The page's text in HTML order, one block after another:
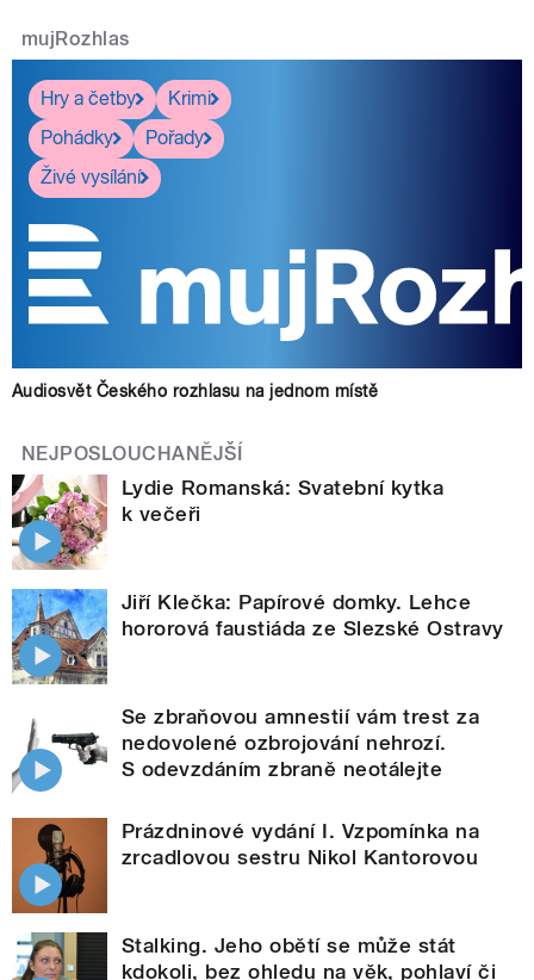
mujRozhlas
Hry a četby
Krimi
Pohádky
Pořady
Živé vysílání
Audiosvět Českého rozhlasu na jednom místě
NEJPOSLOUCHANĚJŠÍ
Lydie Romanská: Svatební kytka
k večeři
Jiří Klečka: Papírové domky. Lehce
hororová faustiáda ze Slezské Ostravy
Se zbraňovou amnestií vám trest za
nedovolené ozbrojování nehrozí.
S odevzdáním zbraně neotálejte
Prázdninové vydání I. Vzpomínka na
zrcadlovou sestru Nikol Kantorovou
Stalking. Jeho obětí se může stát
kdokoli, bez ohledu na věk, pohlaví či